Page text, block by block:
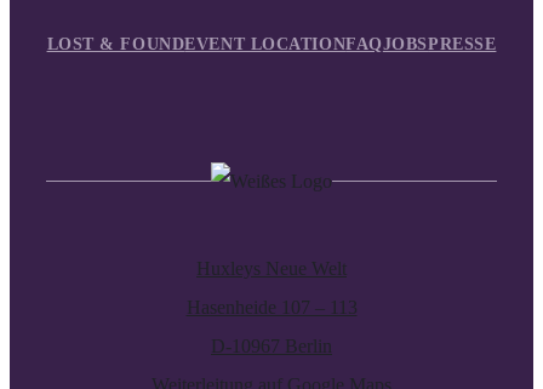
LOST & FOUNDEVENT LOCATIONFAQJOBSPRESSE
Huxleys Neue Welt
Hasenheide 107 – 113
D-10967 Berlin
Weiterleitung auf Google Maps